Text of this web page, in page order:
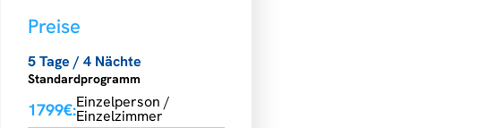
Preise
5 Tage / 4 Nächte
Standardprogramm
1799€:Einzelperson /
Einzelzimmer